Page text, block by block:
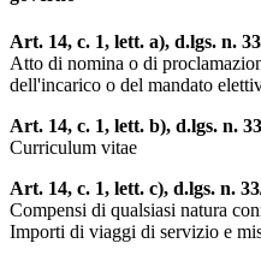
Art. 14, c. 1, lett. a), d.lgs. n.
Atto di nomina o di
dell'incarico o del mandato
Art. 14, c. 1, lett. b), d.lgs. n.
Curriculum vitae
Art. 14, c. 1, lett. c), d.lgs. n.
Compensi di qualsiasi natura
Importi di viaggi di servizio e